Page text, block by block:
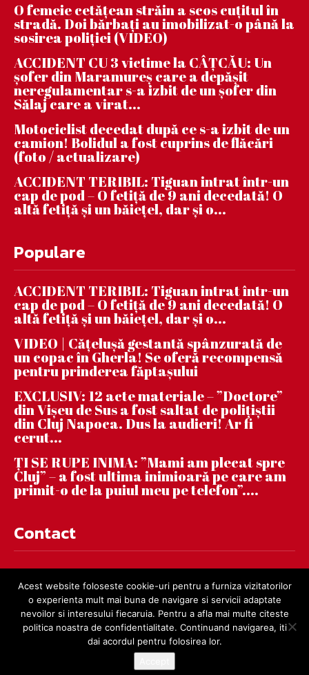
O femeie cetățean străin a scos cuțitul în
stradă. Doi bărbați au imobilizat-o până la
sosirea poliției (VIDEO)
ACCIDENT CU 3 victime la CÂȚCĂU: Un
șofer din Maramureș care a depășit
neregulamentar s-a izbit de un șofer din
Sălaj care a virat...
Motociclist decedat după ce s-a izbit de un
camion! Bolidul a fost cuprins de flăcări
(foto / actualizare)
ACCIDENT TERIBIL: Tiguan intrat într-un
cap de pod – O fetiță de 9 ani decedată! O
altă fetiță și un băiețel, dar și o...
Populare
ACCIDENT TERIBIL: Tiguan intrat într-un
cap de pod – O fetiță de 9 ani decedată! O
altă fetiță și un băiețel, dar și o...
VIDEO | Căţeluşă gestantă spânzurată de
un copac în Gherla! Se oferă recompensă
pentru prinderea făptaşului
EXCLUSIV: 12 acte materiale – ”Doctore”
din Vișeu de Sus a fost saltat de polițiștii
din Cluj Napoca. Dus la audieri! Ar fi
cerut...
ȚI SE RUPE INIMA: ”Mami am plecat spre
Cluj” – a fost ultima inimioară pe care am
primit-o de la puiul meu pe telefon”....
Contact
Acest website foloseste cookie-uri pentru a furniza vizitatorilor
o experienta mult mai buna de navigare si servicii adaptate
nevoilor si interesului fiecaruia. Pentru a afla mai multe citeste
politica noastra de confidentialitate. Continuand navigarea, iti
dai acordul pentru folosirea lor.